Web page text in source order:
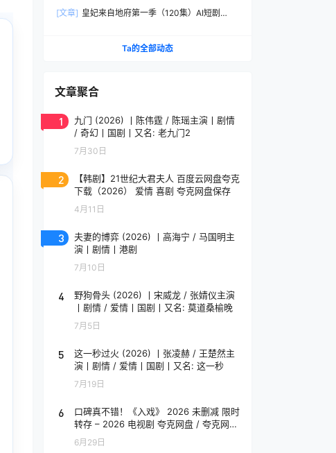
[文章] 皇妃来自地府第一季（120集）AI短剧
Ta的全部动态
文章聚合
1
九门 (2026) 丨陈伟霆 / 陈瑶主演丨剧情
/ 奇幻丨国剧丨又名: 老九门2
7月30日
2
【韩剧】21世纪大君夫人 百度云网盘夸克
下载（2026） 爱情 喜剧 夸克网盘保存
4月11日
3
夫妻的博弈 (2026) 丨高海宁 / 马国明主
演丨剧情丨港剧
7月10日
4
野狗骨头 (2026) 丨宋威龙 / 张婧仪主演
丨剧情 / 爱情丨国剧丨又名: 莫道桑榆晚
7月5日
5
这一秒过火 (2026) 丨张凌赫 / 王楚然主
演丨剧情 / 爱情丨国剧丨又名: 这一秒
7月19日
6
口碑真不错！《入戏》 2026 未删减 限时
转存 – 2026 电视剧 夸克网盘 / 夸克网盘
高清转存
6月29日